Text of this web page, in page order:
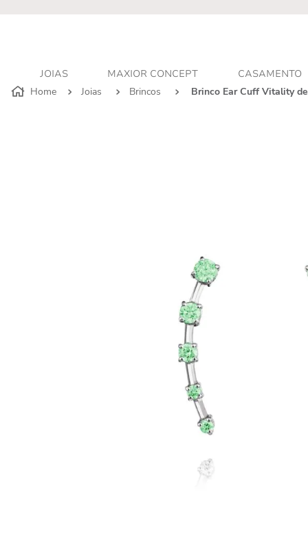
JOIAS MAXIOR CONCEPT
CASAMENTO
Joias
Brincos Brinco Ear Cuff Vitality